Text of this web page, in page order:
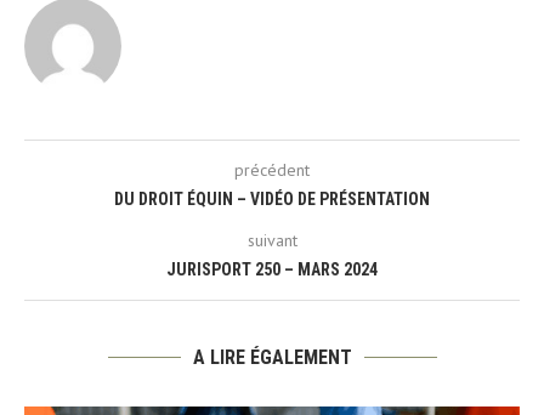
précédent
DU DROIT ÉQUIN – VIDÉO DE PRÉSENTATION
suivant
JURISPORT 250 – MARS 2024
A LIRE ÉGALEMENT